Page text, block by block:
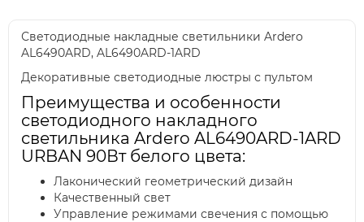
Светодиодные накладные светильники Ardero
AL6490ARD, AL6490ARD-1ARD
Декоративные светодиодные люстры с пультом
Преимущества и особенности
светодиодного накладного
светильника Ardero AL6490ARD-1ARD
URBAN 90Вт белого цвета:
Лаконический геометрический дизайн
Качественный свет
Управление режимами свечения с помощью